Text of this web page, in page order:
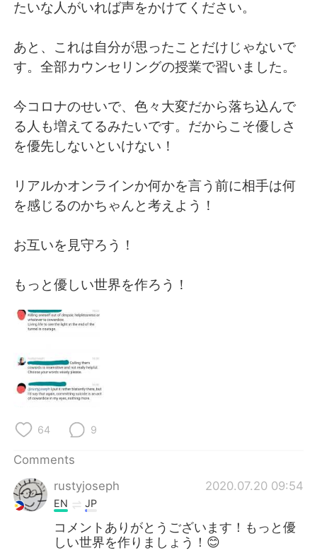
たいな人がいれば声をかけてください。
あと、これは自分が思ったことだけじゃないで
す。全部カウンセリングの授業で習いました。
今コロナのせいで、色々大変だから落ち込んで
る人も増えてるみたいです。だからこそ優しさ
を優先しないといけない！
リアルかオンラインか何かを言う前に相手は何
を感じるのかちゃんと考えよう！
お互いを見守ろう！
もっと優しい世界を作ろう！
64 9
Comments
rustyjoseph
2020.07.20 09:54
EN JP
コメントありがとうございます！もっと優
しい世界を作りましょう！😊